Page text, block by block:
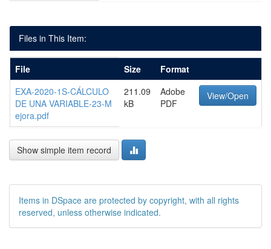
Files in This Item:
File Size
Format
EXA-2020-1S-CÁLCULO
DE UNA VARIABLE-23-M
ejora.pdf
211.09
kB
Adobe
PDF
View/Open
Show simple item record
Items in DSpace are protected by copyright, with all rights
reserved, unless otherwise indicated.